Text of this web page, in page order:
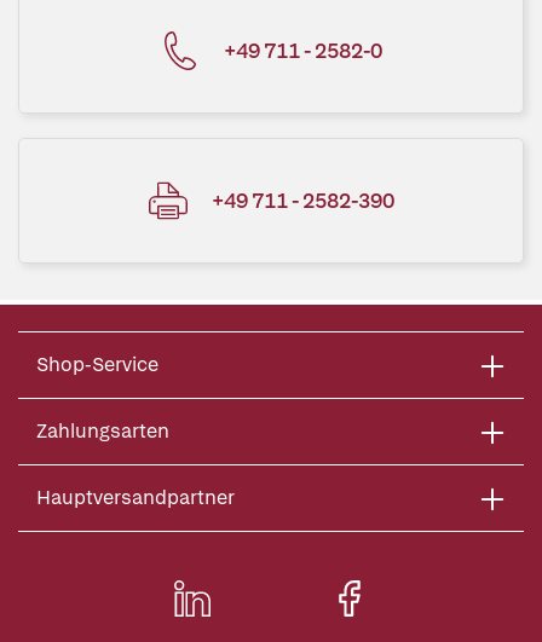
+49 711 - 2582-0
+49 711 - 2582-390
Shop-Service
Zahlungsarten
Hauptversandpartner